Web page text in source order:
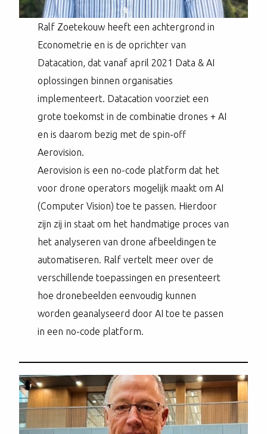
Ralf Zoetekouw heeft een achtergrond in
Econometrie en is de oprichter van
Datacation, dat vanaf april 2021 Data & AI
oplossingen binnen organisaties
implementeert. Datacation voorziet een
grote toekomst in de combinatie drones + AI
en is daarom bezig met de spin-off
Aerovision.
Aerovision is een no-code platform dat het
voor drone operators mogelijk maakt om AI
(Computer Vision) toe te passen. Hierdoor
zijn zij in staat om het handmatige proces van
het analyseren van drone afbeeldingen te
automatiseren. Ralf vertelt meer over de
verschillende toepassingen en presenteert
hoe dronebeelden eenvoudig kunnen
worden geanalyseerd door AI toe te passen
in een no-code platform.